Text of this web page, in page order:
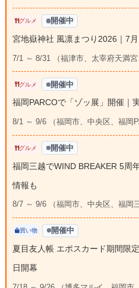
グルメ 開催中
宮地嶽神社 風凛まつり2026｜7
7/1 ～ 8/31 （福津市、太宰府天満宮
グルメ 開催中
福岡PARCOで「ゾッ展」開催｜
8/1 ～ 9/6 （福岡市、中央区、福岡
グルメ 開催中
福岡三越でWIND BREAKER 5周
情報も
8/7 ～ 9/6 （福岡市、中央区、福岡三
買い物 開催中
夏目友人帳 エポスカード期間限
日開幕